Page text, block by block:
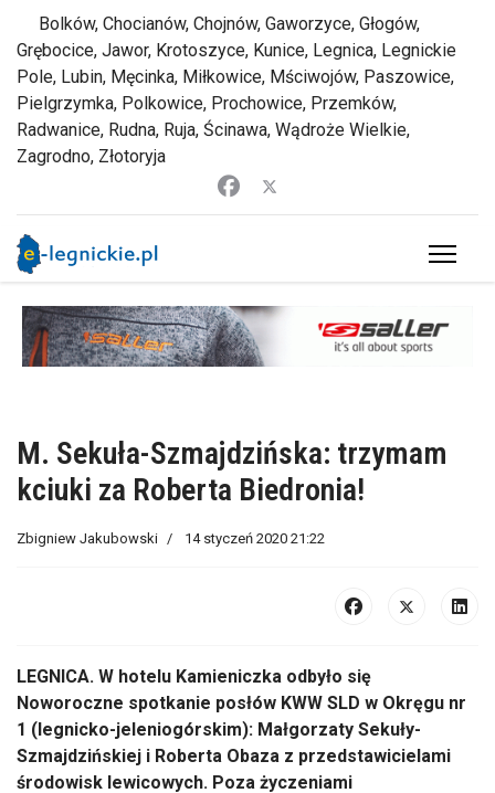
Bolków, Chocianów, Chojnów, Gaworzyce, Głogów,
Grębocice, Jawor, Krotoszyce, Kunice, Legnica, Legnickie
Pole, Lubin, Męcinka, Miłkowice, Mściwojów, Paszowice,
Pielgrzymka, Polkowice, Prochowice, Przemków,
Radwanice, Rudna, Ruja, Ścinawa, Wądroże Wielkie,
Zagrodno, Złotoryja
M. Sekuła-Szmajdzińska: trzymam
kciuki za Roberta Biedronia!
Zbigniew Jakubowski 14 styczeń 2020 21:22
LEGNICA. W hotelu Kamieniczka odbyło się
Noworoczne spotkanie posłów KWW SLD w Okręgu nr
1 (legnicko-jeleniogórskim): Małgorzaty Sekuły-
Szmajdzińskiej i Roberta Obaza z przedstawicielami
środowisk lewicowych. Poza życzeniami